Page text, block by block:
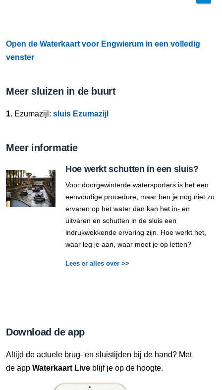
Open de Waterkaart voor Engwierum in een volledig
venster
Meer sluizen in de buurt
1. Ezumazijl: sluis Ezumazijl
Meer informatie
Hoe werkt schutten in een sluis?
Voor doorgewinterde watersporters is het een
eenvoudige procedure, maar ben je nog niet zo
ervaren op het water dan kan het in- en
uitvaren en schutten in de sluis een
indrukwekkende ervaring zijn. Hoe werkt het,
waar leg je aan, waar moet je op letten?
Lees er alles over >>
Download de app
Altijd de actuele brug- en sluistijden bij de hand? Met
de app Waterkaart Live blijf je op de hoogte.